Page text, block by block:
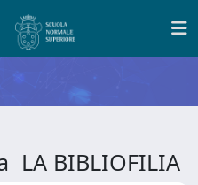
LA BIBLIOFILIA